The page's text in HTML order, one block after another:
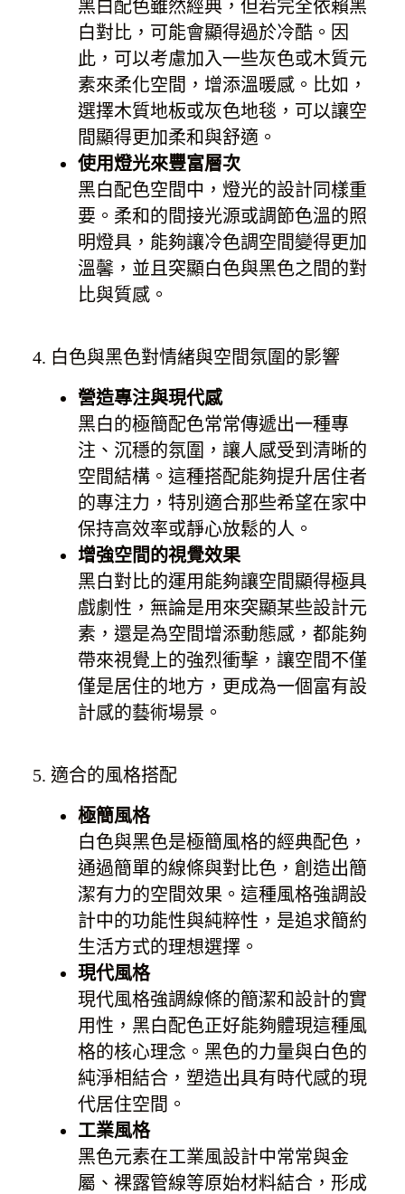
黑白配色雖然經典，但若完全依賴黑
白對比，可能會顯得過於冷酷。因
此，可以考慮加入一些灰色或木質元
素來柔化空間，增添溫暖感。比如，
選擇木質地板或灰色地毯，可以讓空
間顯得更加柔和與舒適。
使用燈光來豐富層次
黑白配色空間中，燈光的設計同樣重
要。柔和的間接光源或調節色溫的照
明燈具，能夠讓冷色調空間變得更加
溫馨，並且突顯白色與黑色之間的對
比與質感。
4. 白色與黑色對情緒與空間氛圍的影響
營造專注與現代感
黑白的極簡配色常常傳遞出一種專
注、沉穩的氛圍，讓人感受到清晰的
空間結構。這種搭配能夠提升居住者
的專注力，特別適合那些希望在家中
保持高效率或靜心放鬆的人。
增強空間的視覺效果
黑白對比的運用能夠讓空間顯得極具
戲劇性，無論是用來突顯某些設計元
素，還是為空間增添動態感，都能夠
帶來視覺上的強烈衝擊，讓空間不僅
僅是居住的地方，更成為一個富有設
計感的藝術場景。
5. 適合的風格搭配
極簡風格
白色與黑色是極簡風格的經典配色，
通過簡單的線條與對比色，創造出簡
潔有力的空間效果。這種風格強調設
計中的功能性與純粹性，是追求簡約
生活方式的理想選擇。
現代風格
現代風格強調線條的簡潔和設計的實
用性，黑白配色正好能夠體現這種風
格的核心理念。黑色的力量與白色的
純淨相結合，塑造出具有時代感的現
代居住空間。
工業風格
黑色元素在工業風設計中常常與金
屬、裸露管線等原始材料結合，形成